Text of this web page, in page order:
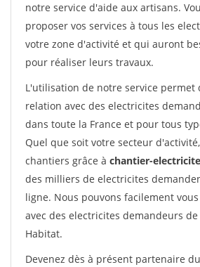
notre service d'aide aux artisans.
proposer vos services à tous les
votre zone d'activité et qui auront
pour réaliser leurs travaux.
L'utilisation de notre service permet
relation avec des electricites
dans toute la France et pour tous
Quel que soit votre secteur
chantiers grâce à chantier-
des milliers de electricites
ligne. Nous pouvons facilement
avec des electricites demandeurs
Habitat.
Devenez dès à présent partenaire